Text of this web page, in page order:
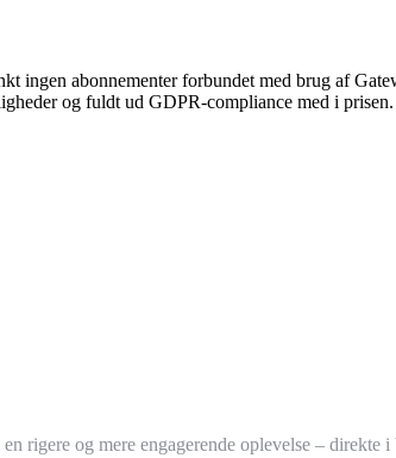
ingen abonnementer forbundet med brug af
og fuldt ud GDPR-compliance med i prisen.
rigere og mere engagerende oplevelse – direkte i